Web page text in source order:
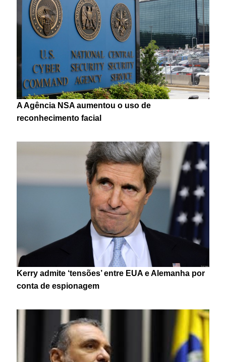
A Agência NSA aumentou o uso de
reconhecimento facial
Kerry admite ‘tensões’ entre EUA e Alemanha por
conta de espionagem